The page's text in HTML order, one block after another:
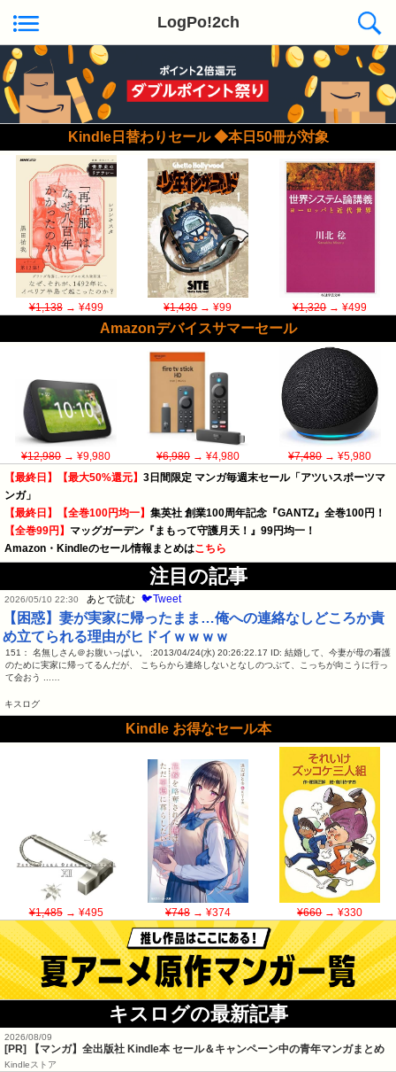
LogPo!2ch
Kindle日替わりセール ◆本日50冊が対象
¥1,138→ ¥499 ¥1,430→ ¥99 ¥1,320→ ¥499
Amazonデバイスサマーセール
¥12,980→ ¥9,980 ¥6,980→ ¥4,980 ¥7,480→ ¥5,980
【最終日】【最大50%還元】 3日間限定 マンガ毎週末セール「アツいスポーツマ
ンガ」
【最終日】【全巻100円均一】 集英社 創業100周年記念『GANTZ』全巻100円！
【全巻99円】 マッグガーデン『まもって守護月天！』99円均一！
Amazon・Kindleのセール情報まとめはこちら
注目の記事
2026/05/10 22:30 あとで読む 🐦Tweet
【困惑】妻が実家に帰ったまま…俺への連絡なしどころか責
め立てられる理由がヒドイｗｗｗｗ
151： 名無しさん＠お腹いっぱい。 :2013/04/24(水) 20:26:22.17 ID: 結婚して、今妻が母の看護
のために実家に帰ってるんだが、 こちらから連絡しないとなしのつぶて、こっちが向こうに行っ
て会おう ...…
キスログ
Kindle お得なセール本
¥1,485→ ¥495 ¥748→ ¥374 ¥660→ ¥330
キスログの最新記事
2026/08/09
[PR] 【マンガ】全出版社 Kindle本 セール＆キャンペーン中の青年マンガまとめ
Kindleストア